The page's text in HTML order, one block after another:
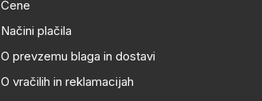
Cene
Načini plačila
O prevzemu blaga in dostavi
O vračilih in reklamacijah